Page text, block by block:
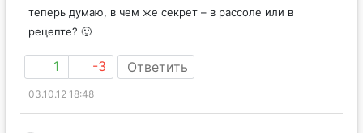
теперь думаю, в чем же секрет – в рассоле или в
рецепте? 🙂
1 -3 Ответить
03.10.12 18:48